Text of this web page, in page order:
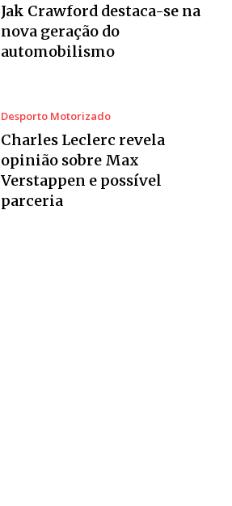
Jak Crawford destaca-se na
nova geração do
automobilismo
Desporto Motorizado
Charles Leclerc revela
opinião sobre Max
Verstappen e possível
parceria